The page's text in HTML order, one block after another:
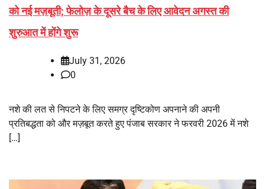
को नई मज़बूती; फेलोज़ के दूसरे बैच के लिए आवेदन अगस्त की
शुरुआत में होंगे शुरू
July 31, 2026
0
नशे की लत से निपटने के लिए समग्र दृष्टिकोण अपनाने की अपनी
प्रतिबद्धता को और मज़बूत करते हुए पंजाब सरकार ने फरवरी 2026 में नशे
[…]